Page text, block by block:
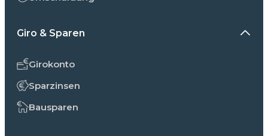
Giro & Sparen
Girokonto
Sparzinsen
Bausparen